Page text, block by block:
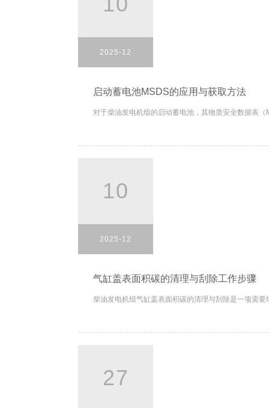
2025-12
启动蓄电池MSDS的应用与获取方法
对于柴油发电机组的启动蓄电池，其物质安全数据表
10
2025-12
气缸盖表面积碳的清理与刮除工作步骤
柴油发电机组气缸盖表面积碳的清理与刮除是一项需
27